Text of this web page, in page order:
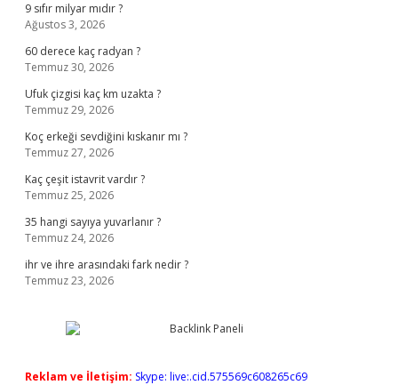
9 sıfır milyar mıdır ?
Ağustos 3, 2026
60 derece kaç radyan ?
Temmuz 30, 2026
Ufuk çizgisi kaç km uzakta ?
Temmuz 29, 2026
Koç erkeği sevdiğini kıskanır mı ?
Temmuz 27, 2026
Kaç çeşit istavrit vardır ?
Temmuz 25, 2026
35 hangi sayıya yuvarlanır ?
Temmuz 24, 2026
ihr ve ihre arasındaki fark nedir ?
Temmuz 23, 2026
Reklam ve İletişim: Skype: live:.cid.575569c608265c69